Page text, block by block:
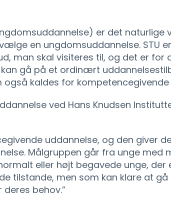
er det naturlige
en ungdomsuddannelse. STU
man skal visiteres til, og det er for
gå på et ordinært
også kaldes for
ved Hans Knudsen
uddannelse, og den giver
Målgruppen går fra unge med
eller højt begavede unge, der
tilstande, men som kan klare at gå
behov.”